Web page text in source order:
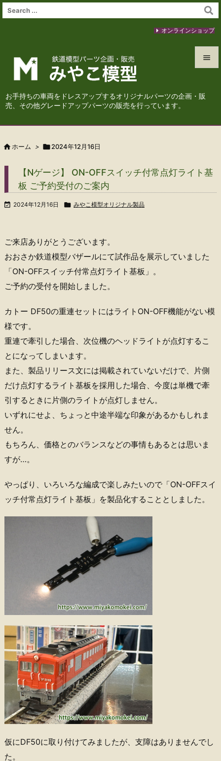
お手持ちの車両をドレスアップするオリジナルパーツの企画・販
売、その他グレードアップパーツの販売を行っています。




オンラインショップ
 ホーム > 2024年12月16日
【Nゲージ】 ON-OFFスイッチ付常点灯ライト基
板 ご予約受付のご案内
 2024年12月16日  みやこ模型オリジナル製品
ご来店ありがとうございます。
おおさか鉄道模型バザールにて試作品を展示していました
「ON-OFFスイッチ付常点灯ライト基板」。
ご予約の受付を開始しました。
カトー DF50の重連セットにはライトON-OFF機能がない模
様です。
重連で牽引した場合、次位機のヘッドライトが点灯するこ
とになってしまいます。
また、製品リリース文には掲載されていないだけで、片側
だけ点灯するライト基板を採用した場合、今度は単機で牽
引するときに片側のライトが点灯しません。
いずれにせよ、ちょっと中途半端な印象があるかもしれま
せん。
もちろん、価格とのバランスなどの事情もあるとは思いま
すが…。
やっぱり、いろいろな編成で楽しみたいので「ON-OFFスイ
ッチ付常点灯ライト基板」を製品化することとしました。
仮にDF50に取り付けてみましたが、支障はありませんでし
た。